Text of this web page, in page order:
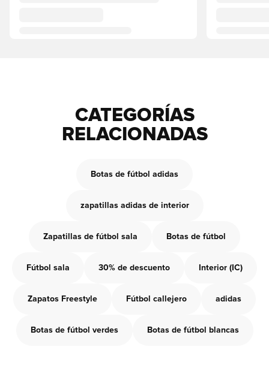
CATEGORÍAS
RELACIONADAS
Botas de fútbol adidas
zapatillas adidas de interior
Zapatillas de fútbol sala Botas de fútbol
Fútbol sala 30% de descuento Interior (IC)
Zapatos Freestyle Fútbol callejero adidas
Botas de fútbol verdes Botas de fútbol blancas